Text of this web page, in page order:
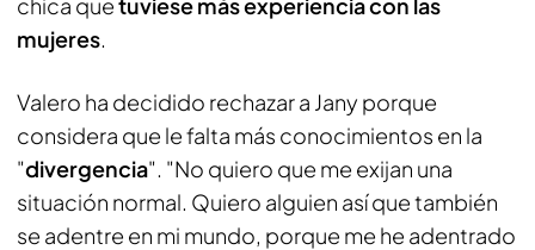
mujeres.
Valero ha decidido rechazar a Jany porque
considera que le falta más conocimientos en la
"divergencia". "No quiero que me exijan una
situación normal. Quiero alguien así que también
se adentre en mi mundo, porque me he adentrado